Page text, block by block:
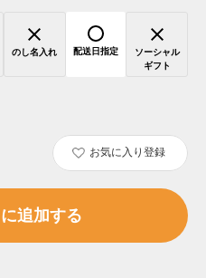
のし名入れ 配送日指定
ソーシャル
ギフト
お気に入り登録